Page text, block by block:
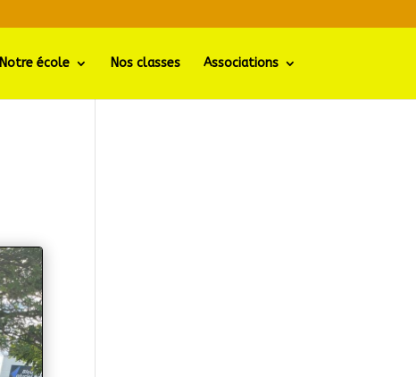
Notre école Nos classes Associations